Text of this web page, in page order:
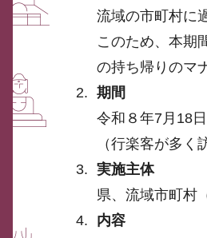
流域の市町村に
このため、本期
の持ち帰りのマ
期間
令和８年7月18
（行楽客が多く
実施主体
県、流域市町村
内容